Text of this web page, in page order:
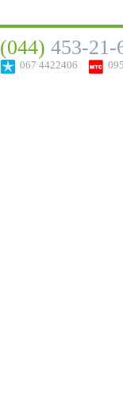
(044) 453-21-
067 4422406